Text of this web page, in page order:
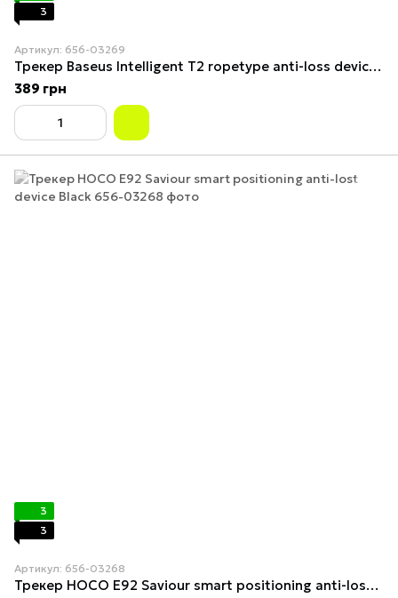
3
Артикул: 656-03269
Трекер Baseus Intelligent T2 ropetype anti-loss device White
389 грн
3
3
Артикул: 656-03268
Трекер HOCO E92 Saviour smart positioning anti-lost device Black